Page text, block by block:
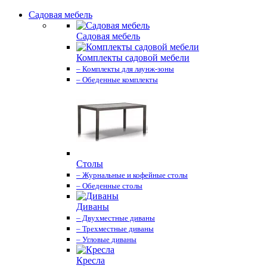
Садовая мебель
Садовая мебель
Комплекты садовой мебели
– Комплекты для лаунж-зоны
– Обеденные комплекты
Столы
– Журнальные и кофейные столы
– Обеденные столы
Диваны
– Двухместные диваны
– Трехместные диваны
– Угловые диваны
Кресла